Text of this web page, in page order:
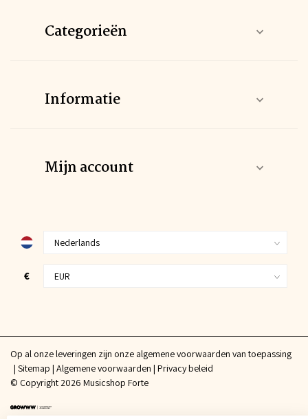
Categorieën
Informatie
Mijn account
€
Op al onze leveringen zijn onze algemene voorwaarden van toepassing
Sitemap Algemene voorwaarden Privacy beleid
© Copyright 2026 Musicshop Forte